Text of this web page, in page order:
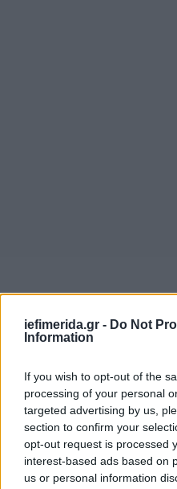
iefimerida.gr - Do Not
Information
If you wish to opt-out of the
processing of your personal
targeted advertising by us,
section to confirm your
opt-out request is processed
interest-based ads based on
us or personal information